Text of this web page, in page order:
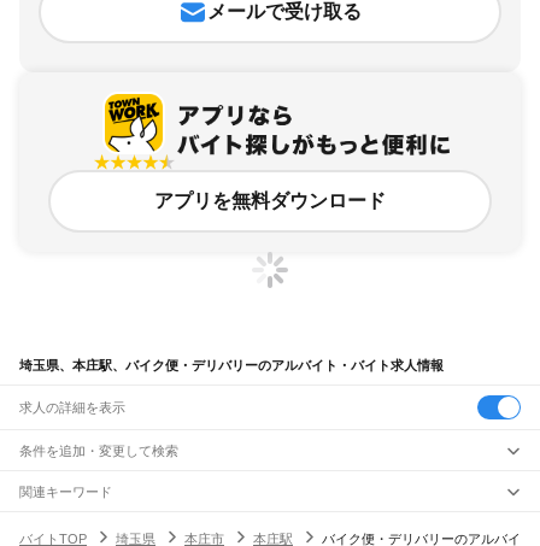
メールで受け取る
アプリを無料ダウンロード
埼玉県、本庄駅、バイク便・デリバリーのアルバイト・バイト求人情報
求人の詳細を表示
条件を追加・変更して検索
市区町村を追加・変更
埼玉県すべて
駅を追加・変更
関連キーワード
バイトTOP
埼玉県 本庄市 本庄駅 バイク便・デリバリーのアルバイ